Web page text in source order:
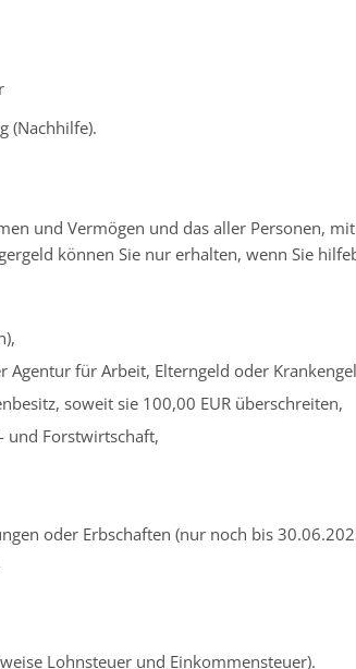
(Nachhilfe).
und Vermögen und das aller Personen,
können Sie nur erhalten, wenn Sie
Agentur für Arbeit, Elterngeld oder
soweit sie 100,00 EUR überschreiten,
und Forstwirtschaft,
oder Erbschaften (nur noch bis
Lohnsteuer und Einkommensteuer).